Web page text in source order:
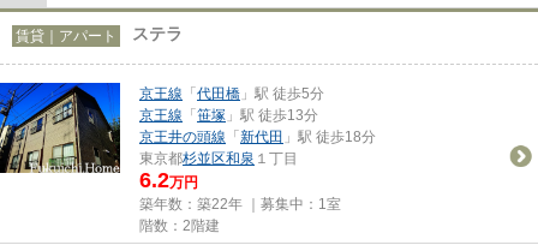
賃貸｜アパート ステラ
京王線 「代田橋 」駅 徒歩5分
京王線 「笹塚 」駅 徒歩13分
京王井の頭線 「新代田 」駅 徒歩18分
東京都杉並区和泉 １丁目
6.2万円
築年数：築22年 ｜募集中： 1室
階数：2階建